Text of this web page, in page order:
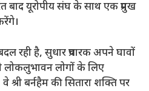
यूरोपीय संघ के साथ एक प्रमुख
है, सुधार प्रचारक अपने घावों
लोकलुभावन लोगों के लिए
श्री बर्नहैम की सितारा शक्ति पर